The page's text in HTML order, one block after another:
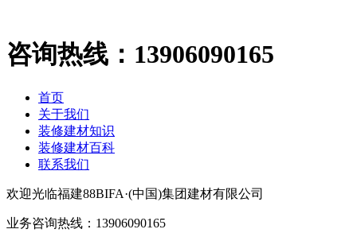
咨询热线： 13906090165
首页
关于我们
装修建材知识
装修建材百科
联系我们
欢迎光临福建88BIFA·(中国)集团建材有限公司
业务咨询热线： 13906090165